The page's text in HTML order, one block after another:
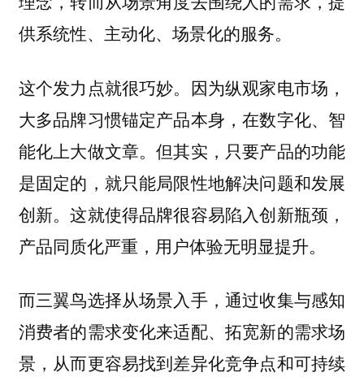
供系统性、主动化、场景化的服务。
这个发力点就很巧妙。因为纵观家电市场，
大多品牌习惯锚定产品本身，在数字化、智
能化上大做文章。但其实，只要产品的功能
是固定的，就只能局限性地解决问题和发展
创新。这就使得品牌很容易陷入创新瓶颈，
产品同质化严重，用户体验无明显提升。
而三翼鸟选择从场景入手，通过收集与感知
消费者的需求变化来适配、拓宽新的需求场
景，从而更容易找到差异化竞争点和可持续